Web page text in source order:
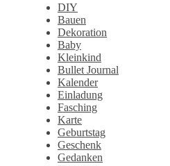
DIY
Bauen
Dekoration
Baby
Kleinkind
Bullet Journal
Kalender
Einladung
Fasching
Karte
Geburtstag
Geschenk
Gedanken